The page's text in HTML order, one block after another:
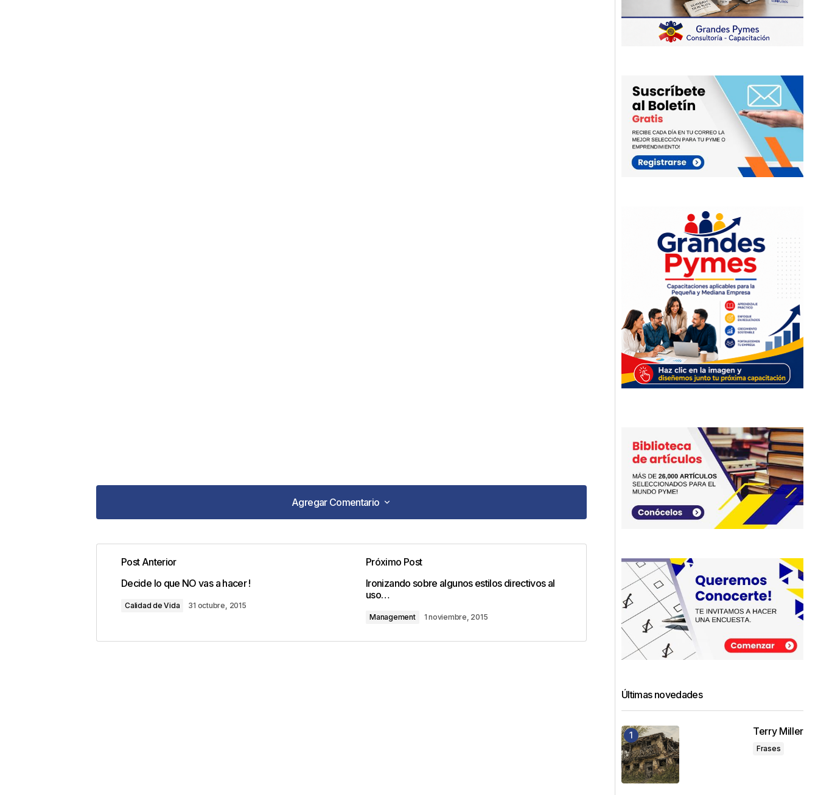
Agregar Comentario
Agregar Comentario
Tu dirección de correo electrónico no será publicada.
Los campos obligatorios están marcados
con*
Post Anterior
Decide lo que NO vas a hacer !
Calidad de Vida 31 octubre, 2015
Próximo Post
Ironizando sobre algunos estilos directivos al
uso…
Management 1 noviembre, 2015
Últimas novedades
Terry Miller
Frases